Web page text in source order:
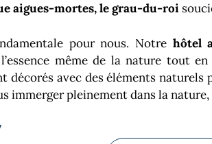
aigues-mortes, le grau-du-roi
pour nous. Notre hôtel
même de la nature tout
décorés avec des éléments
immerger pleinement dans la